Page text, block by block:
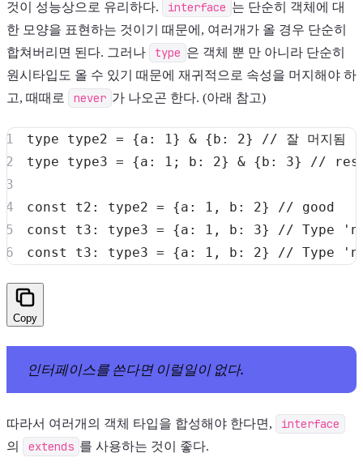
것이 성능상으로 유리하다.
interface 는 단순히 객체에 대
한 모양을 표현하는 것이기 때문에, 여러개가 올 경우 단순히
합쳐버리면 된다. 그러나
type 은 객체 뿐 만 아니라 단순히
원시타입도 올 수 있기 때문에 재귀적으로 속성을 머지해야 하
고, 때때로
never 가 나오곤 한다. (아래 참고)
type type2 = {a : 1} & {b : 2}
// 잘 머지됨
type
type3 = {a : 1 ; b : 2} & {b : 3} //
const t2 : type2 = {a : 1 , b : 2}
// good
const
t3 : type3 = {a : 1 , b : 3}
// Type
const
t3 : type3 = {a : 1 , b : 2} // Type
Copy
인터페이스를 쓴다면 이럴일이 없다.
따라서 여러개의 객체 타입을 합성해야 한다면, interface
의 extends 를 사용하는 것이 좋다.